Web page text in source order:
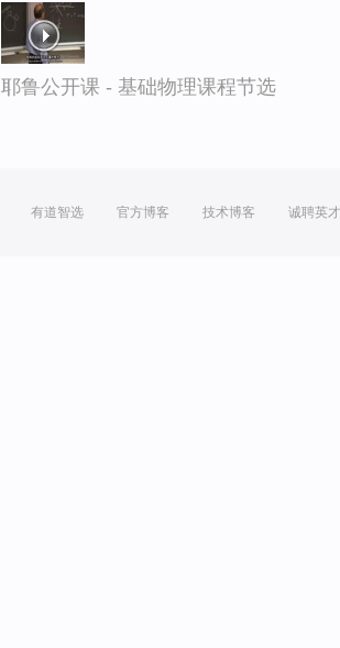
耶鲁公开课 - 基础物理课程节选
有道智选 官方博客 技术博客 诚聘英才